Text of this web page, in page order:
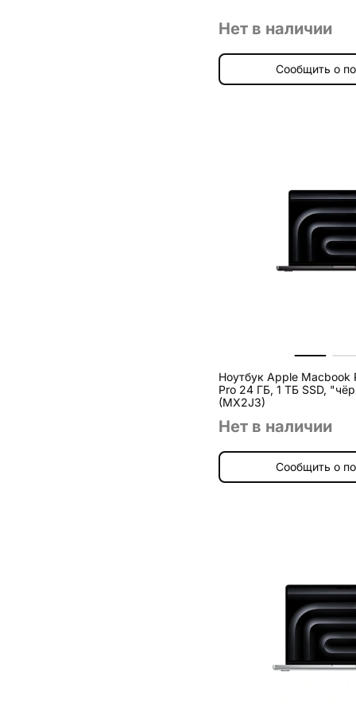
Нет в наличии
Сообщить о
Ноутбук Apple Macbook
Pro 24 ГБ, 1 ТБ SSD,
(MX2J3)
Нет в наличии
Сообщить о